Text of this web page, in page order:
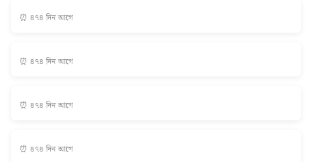
⏰ ৪৭৪ দিন আগে
⏰ ৪৭৪ দিন আগে
⏰ ৪৭৪ দিন আগে
⏰ ৪৭৪ দিন আগে